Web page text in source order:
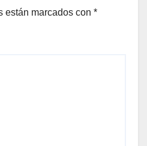
están marcados con *